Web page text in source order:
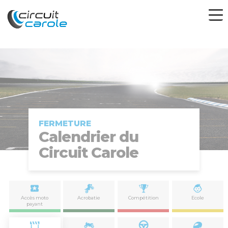
FERMETURE
Calendrier du
Circuit Carole
Accès moto
payant
Acrobatie Compétition Ecole